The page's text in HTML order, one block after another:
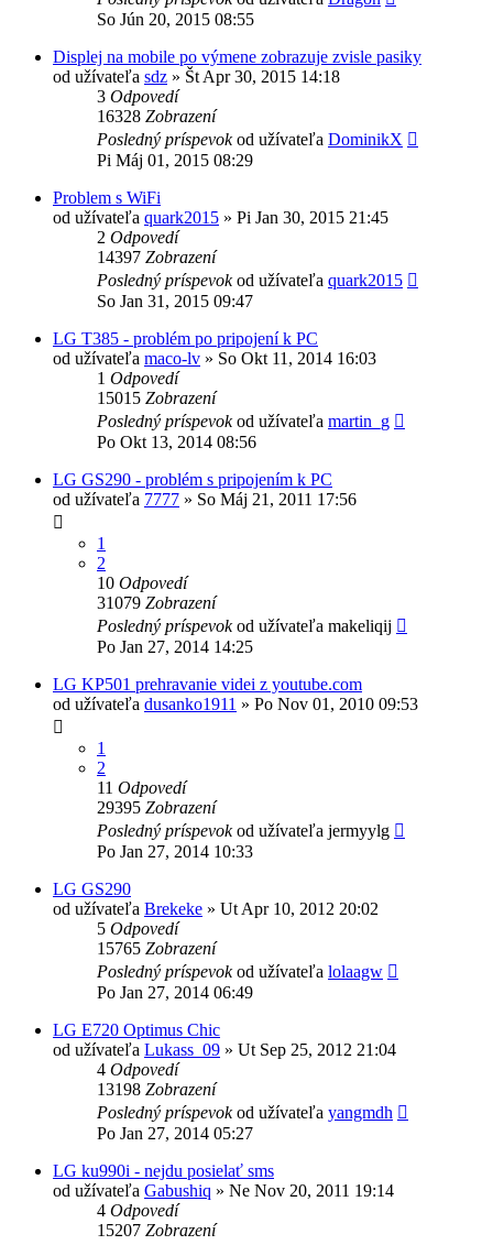
So Jún 20, 2015 08:55
Displej na mobile po výmene zobrazuje zvisle pasiky
od užívateľa sdz » Št Apr 30, 2015 14:18
3 Odpovedí
16328 Zobrazení
Posledný príspevokod užívateľa DominikX
Pi Máj 01, 2015 08:29
Problem s WiFi
od užívateľa quark2015 » Pi Jan 30, 2015 21:45
2 Odpovedí
14397 Zobrazení
Posledný príspevokod užívateľa quark2015
So Jan 31, 2015 09:47
LG T385 - problém po pripojení k PC
od užívateľa maco-lv » So Okt 11, 2014 16:03
1 Odpovedí
15015 Zobrazení
Posledný príspevokod užívateľa martin_g
Po Okt 13, 2014 08:56
LG GS290 - problém s pripojením k PC
od užívateľa 7777 » So Máj 21, 2011 17:56
1
2
10 Odpovedí
31079 Zobrazení
Posledný príspevokod užívateľa makeliqij
Po Jan 27, 2014 14:25
LG KP501 prehravanie videi z youtube.com
od užívateľa dusanko1911 » Po Nov 01, 2010 09:53
1
2
11 Odpovedí
29395 Zobrazení
Posledný príspevokod užívateľa jermyylg
Po Jan 27, 2014 10:33
LG GS290
od užívateľa Brekeke » Ut Apr 10, 2012 20:02
5 Odpovedí
15765 Zobrazení
Posledný príspevokod užívateľa lolaagw
Po Jan 27, 2014 06:49
LG E720 Optimus Chic
od užívateľa Lukass_09 » Ut Sep 25, 2012 21:04
4 Odpovedí
13198 Zobrazení
Posledný príspevokod užívateľa yangmdh
Po Jan 27, 2014 05:27
LG ku990i - nejdu posielať sms
od užívateľa Gabushiq » Ne Nov 20, 2011 19:14
4 Odpovedí
15207 Zobrazení